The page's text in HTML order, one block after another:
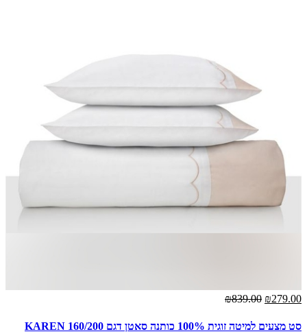
₪279.00
₪839.00
סט מצעים למיטה זוגית 100% כותנה סאטן דגם KAREN 160/200